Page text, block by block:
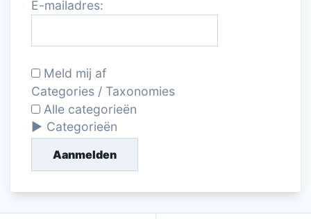
E-mailadres:
Meld mij af
Categories / Taxonomies
Alle categorieën
Categorieën
Aanmelden